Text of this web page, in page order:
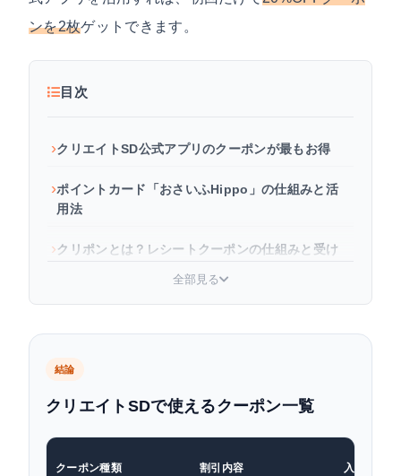
ンを2枚ゲットできます。
目次
クリエイトSD公式アプリのクーポンが最もお得
ポイントカード「おさいふHippo」の仕組みと活
用法
クリポンとは？レシートクーポンの仕組みと受け
ポイント2倍デーは廃止？現在の状況
う
クリエイトSDクーポンに関するよくある質問
全部見る
結論
クリエイトSDで使えるクーポン一覧
クーポン種類 割引内容 入手方法